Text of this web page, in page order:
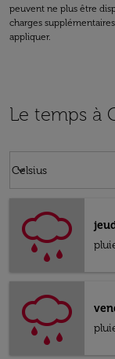
peuvent ne plus être
charges
appliquer.
Le temps à
Celsius
keyboard_arrow_down